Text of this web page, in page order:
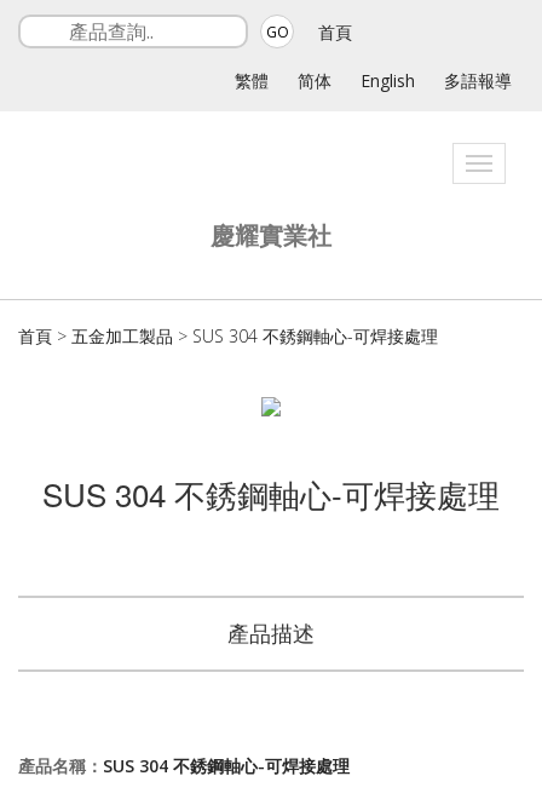
GO 首頁
繁體 简体 English 多語報導
Toggle
慶耀實業社
首頁 > 五金加工製品 > SUS 304 不銹鋼軸心-可焊接處理
SUS 304 不銹鋼軸心-可焊接處理
產品描述
產品名稱： SUS 304 不銹鋼軸心-可焊接處理